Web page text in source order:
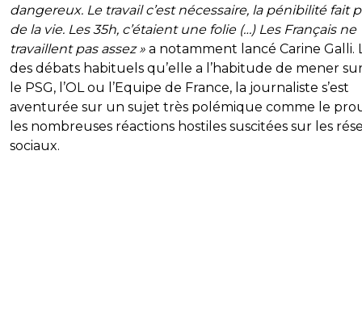
dangereux. Le travail c’est nécessaire, la pénibilité fait
de la vie. Les 35h, c’étaient une folie (…) Les Français ne
travaillent pas assez » a notamment lancé Carine Galli.
des débats habituels qu’elle a l’habitude de mener sur
le PSG, l’OL ou l’Equipe de France, la journaliste s’est
aventurée sur un sujet très polémique comme le
les nombreuses réactions hostiles suscitées sur les
sociaux.